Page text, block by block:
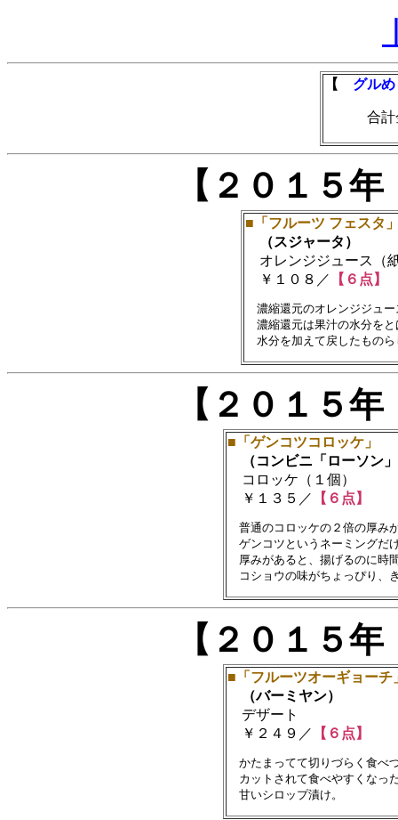
【 グル
合計金
【２０１５
■「フルーツ フェスタ
（スジャータ）
オレンジジュース（
￥１０８／ 【６点】
濃縮還元のオレンジジュー
濃縮還元は果汁の水分を
【２０１５
■「ゲンコツコロッケ」
（コンビニ「ローソン
コロッケ（１個）
￥１３５／
【６点】
普通のコロッケの２倍の厚み
ゲンコツというネーミングだ
厚みがあると、揚げるのに時
【２０１５
■「フルーツオーギョーチ
（バーミヤン）
デザート
￥２４９／
【６点】
かたまってて切りづらく食べ
カットされて食べやすくなっ